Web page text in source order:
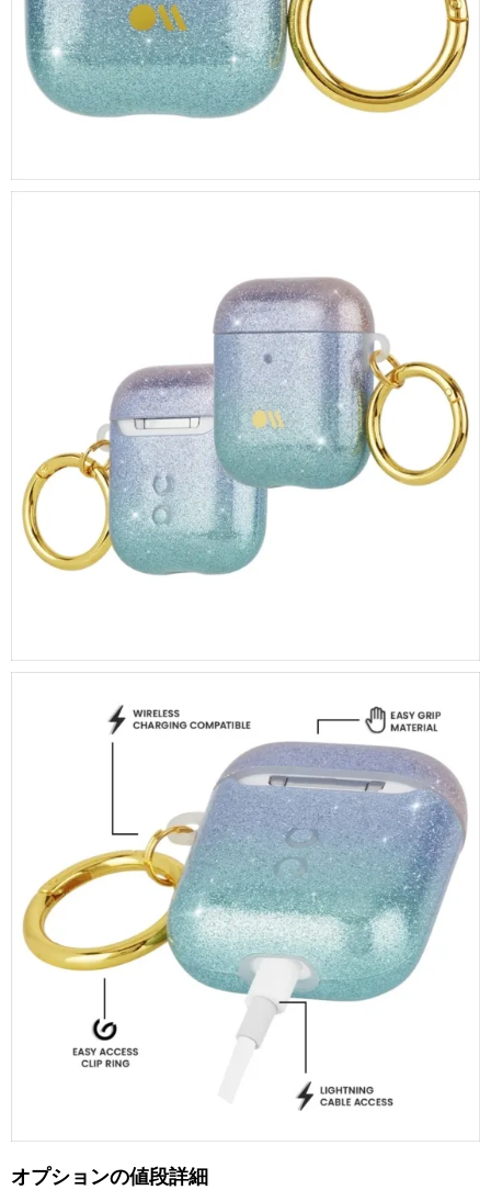
オプションの値段詳細